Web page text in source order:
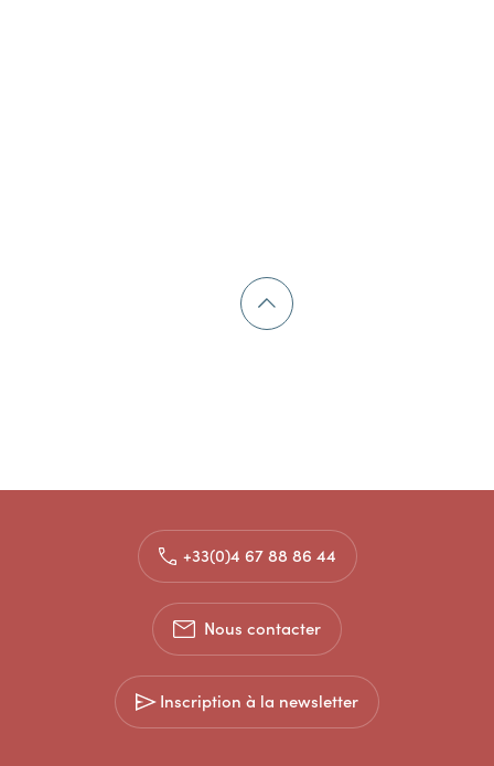
+33(0)4 67 88 86 44
Nous contacter
Inscription à la newsletter